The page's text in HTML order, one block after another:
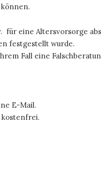
für eine Altersvorsorge
festgestellt wurde.
Fall eine
E-Mail.
kostenfrei.